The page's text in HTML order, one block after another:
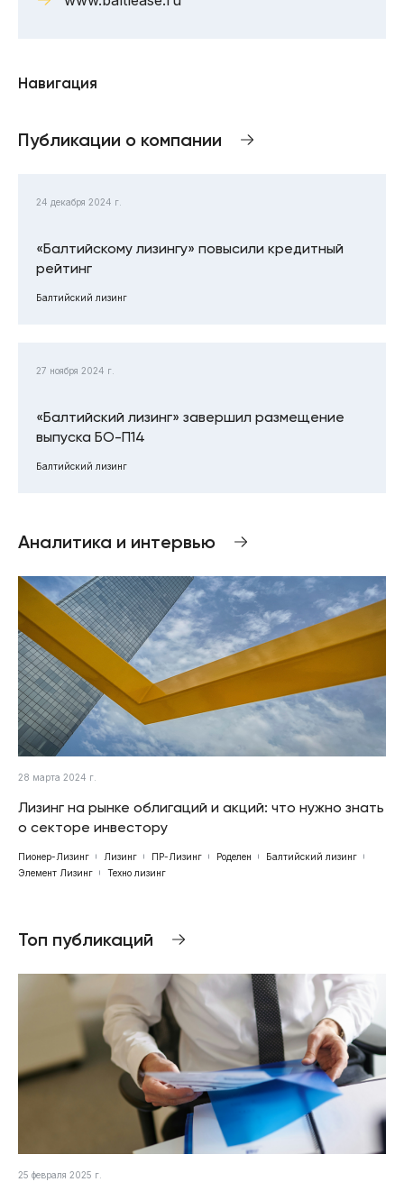
Навигация
Публикации о компании
24 декабря 2024 г.
«Балтийскому лизингу» повысили кредитный
рейтинг
Балтийский лизинг
27 ноября 2024 г.
«Балтийский лизинг» завершил размещение
выпуска БО-П14
Балтийский лизинг
Аналитика и интервью
28 марта 2024 г.
Лизинг на рынке облигаций и акций: что нужно знать
о секторе инвестору
Пионер-Лизинг Лизинг ПР-Лизинг Роделен
Балтийский лизинг
Элемент Лизинг
Техно лизинг
Топ публикаций
25 февраля 2025 г.